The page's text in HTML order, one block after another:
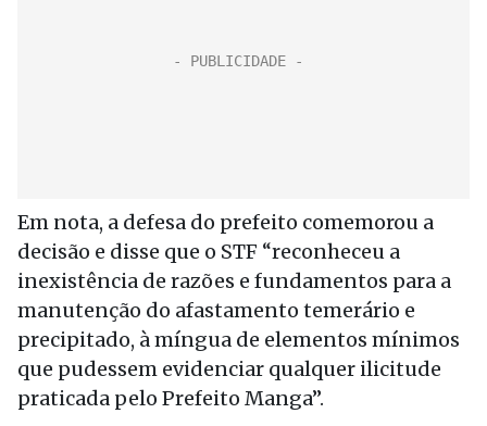
Em nota, a defesa do prefeito comemorou a
decisão e disse que o STF “reconheceu a
inexistência de razões e fundamentos para a
manutenção do afastamento temerário e
precipitado, à míngua de elementos mínimos
que pudessem evidenciar qualquer ilicitude
praticada pelo Prefeito Manga”.